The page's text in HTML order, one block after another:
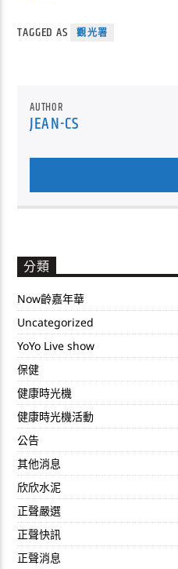
TAGGED AS 觀光署
AUTHOR
JEAN-CS
分類
Now齡嘉年華
Uncategorized
YoYo Live show
保健
健康時光機
健康時光機活動
公告
其他消息
欣欣水泥
正聲嚴選
正聲快訊
正聲消息